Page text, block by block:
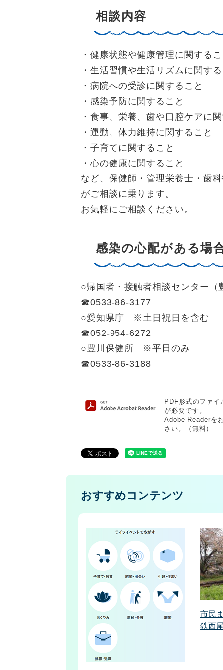
相談内容
・健康状態や健康管理に関する
・生活習慣や生活リズムに関す
・病院への受診に関すること
・感染予防に関すること
・食事、栄養、歯や口腔ケアに
・運動、体力維持に関すること
・子育てに関すること
・心の健康に関すること
など、保健師・管理栄養士・歯
がご相談に乗ります。
お気軽にご相談ください。
感染の心配がある場
○帰国者・接触者相談センター
☎0533-86-3177
○愛知県庁 ※土日祝日を含む
☎052-954-6272
○豊川保健所 ※平日のみ
☎0533-86-3188
PDF形式のファ
が必要です。
Adobe Readerを
さい。（無料）
おすすめコンテンツ
市民
鉄西